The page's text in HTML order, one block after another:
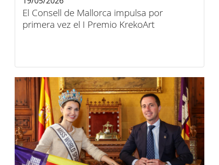
El Consell de Mallorca impulsa por
primera vez el I Premio KrekoArt